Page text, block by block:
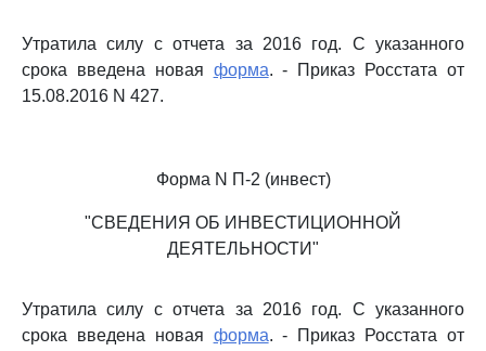
Утратила силу с отчета за 2016 год. С указанного
срока введена новая форма. - Приказ Росстата от
15.08.2016 N 427.
Форма N П-2 (инвест)
"СВЕДЕНИЯ ОБ ИНВЕСТИЦИОННОЙ
ДЕЯТЕЛЬНОСТИ"
Утратила силу с отчета за 2016 год. С указанного
срока введена новая форма. - Приказ Росстата от